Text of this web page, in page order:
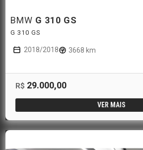
BMW G 310 GS
G 310 GS
2018/2018 3668 km
R$ 29.000,00
VER MAIS